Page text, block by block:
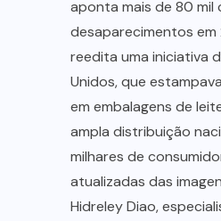
aponta mais de 80 mil
desaparecimentos em
reedita uma iniciativa
Unidos, que
em embalagens de
ampla distribuição
milhares de
atualizadas das
Hidreley Diao,